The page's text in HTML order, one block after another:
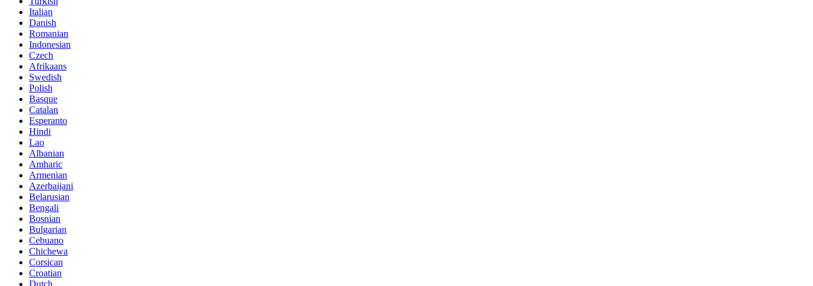
Italian
Danish
Romanian
Indonesian
Czech
Afrikaans
Swedish
Polish
Basque
Catalan
Esperanto
Hindi
Lao
Albanian
Amharic
Armenian
Azerbaijani
Belarusian
Bengali
Bosnian
Bulgarian
Cebuano
Chichewa
Corsican
Croatian
Dutch